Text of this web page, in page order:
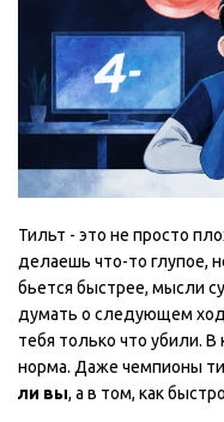
Тильт - это не просто
делаешь что-то глупое,
бьется быстрее, мысли
думать о следующем
тебя только что убили. В
норма. Даже чемпионы
ли вы, а в том, как